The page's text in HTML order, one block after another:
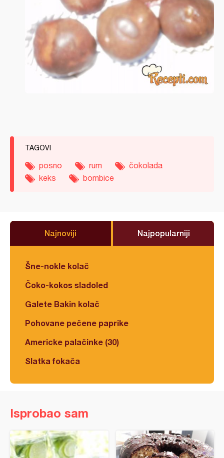
TAGOVI
posno rum
čokolada
keks
bombice
Najnoviji Najpopularniji
Šne-nokle kolač
Čoko-kokos sladoled
Galete Bakin kolač
Pohovane pečene paprike
Americke palačinke (30)
Slatka fokača
Isprobao sam